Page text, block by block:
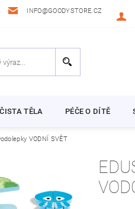
INFO@GOODYSTORE.CZ
TĚLA PÉČE O DÍTĚ
VODNÍ SVĚT